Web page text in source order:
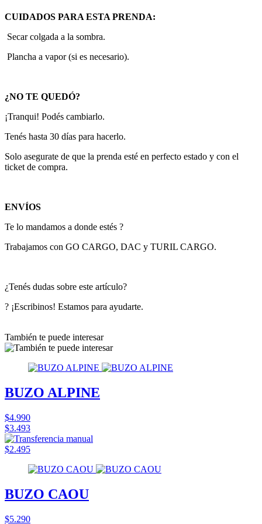
CUIDADOS PARA ESTA PRENDA:
Secar colgada a la sombra.
Plancha a vapor (si es necesario).
¿NO TE QUEDÓ?
¡Tranqui! Podés cambiarlo.
Tenés hasta 30 días para hacerlo.
Solo asegurate de que la prenda esté en perfecto estado y con el
ticket de compra.
ENVÍOS
Te lo mandamos a donde estés ?
Trabajamos con GO CARGO, DAC y TURIL CARGO.
¿Tenés dudas sobre este artículo?
? ¡Escribinos! Estamos para ayudarte.
También te puede interesar
BUZO ALPINE
$4.990
$3.493
$2.495
BUZO CAOU
$5.290